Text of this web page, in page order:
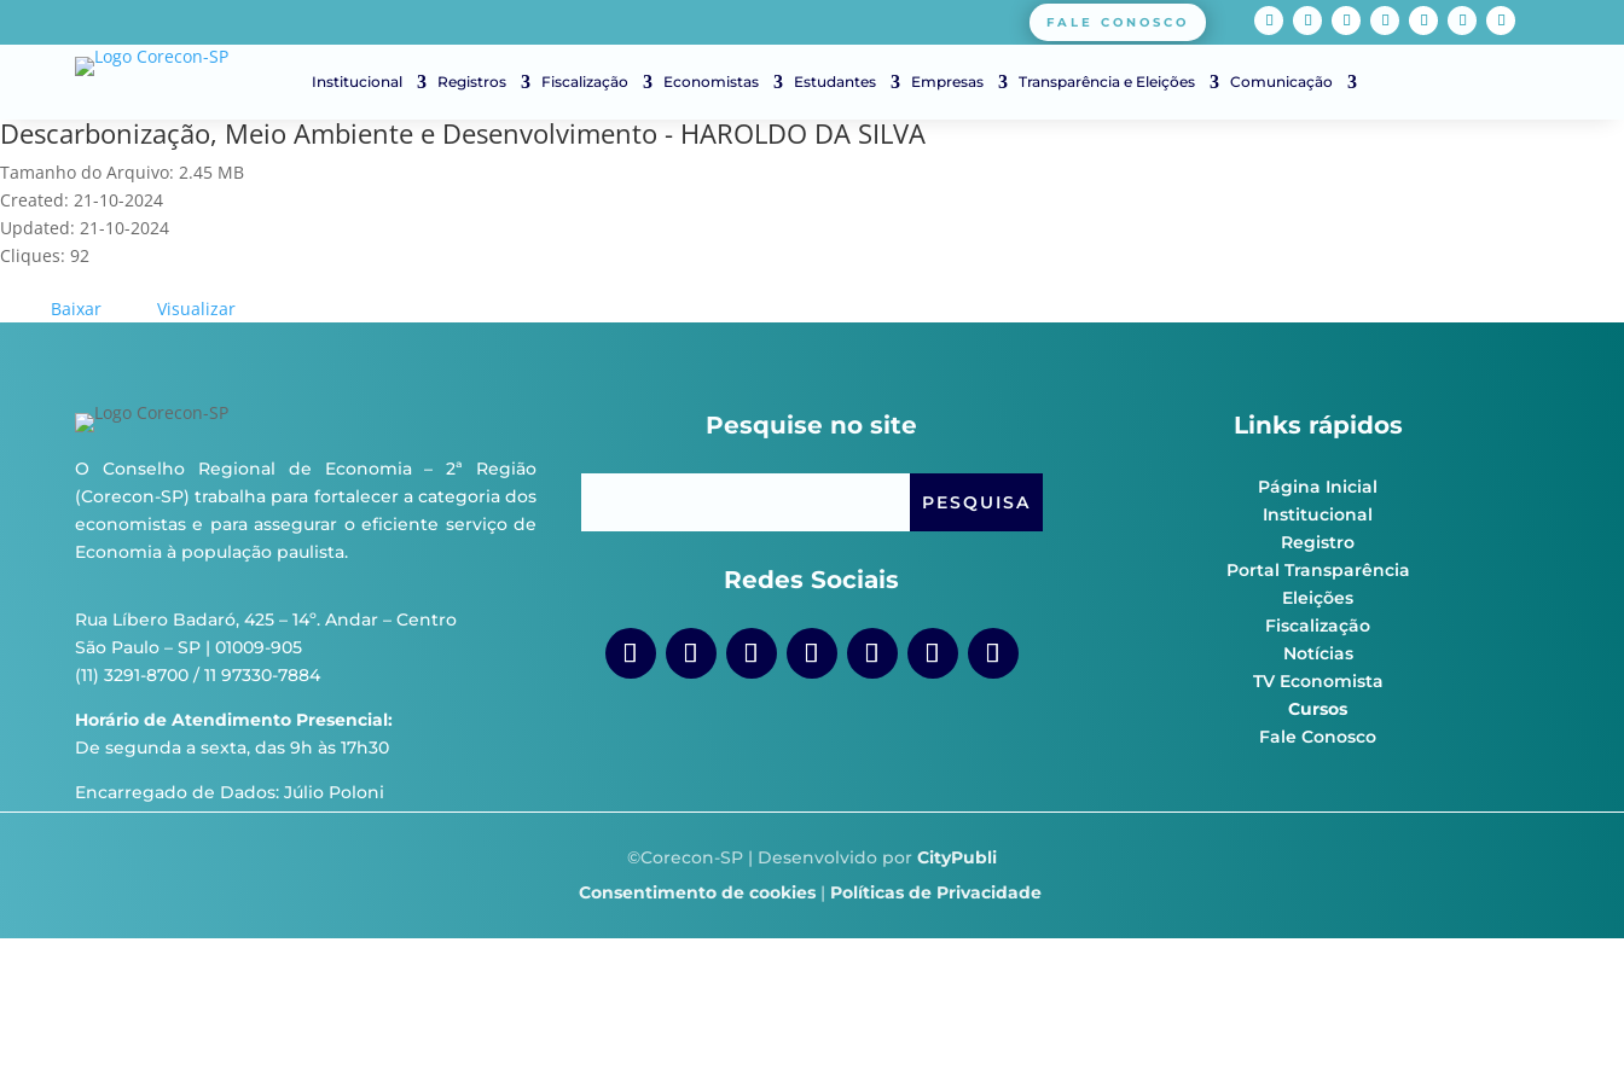
FALE CONOSCO
Institucional Registros Fiscalização Economistas Estudantes Empresas Transparência e Eleições Comunicação
Descarbonização, Meio Ambiente e Desenvolvimento - HAROLDO DA SILVA
Tamanho do Arquivo: 2.45 MB
Created: 21-10-2024
Updated: 21-10-2024
Cliques: 92
Baixar Visualizar
O Conselho Regional de Economia – 2ª Região
(Corecon-SP) trabalha para fortalecer a categoria dos
economistas e para assegurar o eficiente serviço de
Economia à população paulista.
Rua Líbero Badaró, 425 – 14º. Andar – Centro
São Paulo – SP | 01009-905
(11) 3291-8700 / 11 97330-7884
Horário de Atendimento Presencial:
De segunda a sexta, das 9h às 17h30
Encarregado de Dados: Júlio Poloni
Pesquise no site
Redes Sociais
Links rápidos
Página Inicial
Institucional
Registro
Portal Transparência
Eleições
Fiscalização
Notícias
TV Economista
Cursos
Fale Conosco
©Corecon-SP | Desenvolvido por CityPubli
Consentimento de cookies| Políticas de Privacidade